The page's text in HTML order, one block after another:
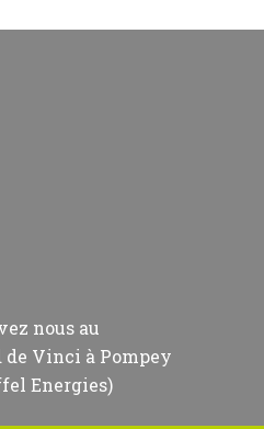
nous au
de Vinci à Pompey
Energies)